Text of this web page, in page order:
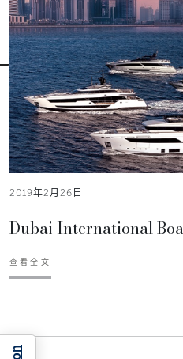
2019年2月26日
Dubai International
查看全文